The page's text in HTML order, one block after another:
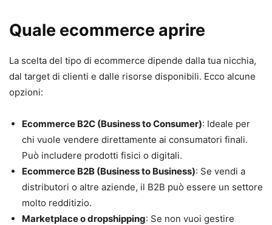
Quale ecommerce aprire
La scelta del tipo di ecommerce dipende dalla tua nicchia,
dal target di clienti e dalle risorse disponibili. Ecco alcune
opzioni:
Ecommerce B2C (Business to Consumer): Ideale per
chi vuole vendere direttamente ai consumatori finali.
Può includere prodotti fisici o digitali.
Ecommerce B2B (Business to Business): Se vendi a
distributori o altre aziende, il B2B può essere un settore
molto redditizio.
Marketplace o dropshipping: Se non vuoi gestire